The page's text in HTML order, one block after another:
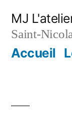
contenu
MJ
Saint-
Accueil